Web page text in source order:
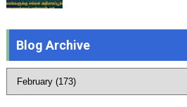
Blog Archive